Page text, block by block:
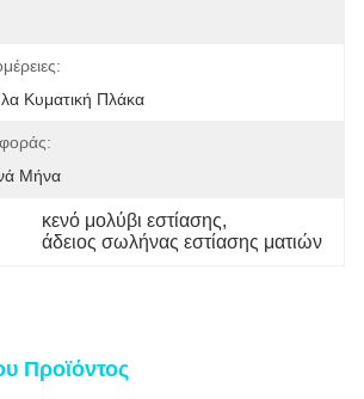
Κυματική Πλάκα
Μήνα
κενό μολύβι εστίασης,
άδειος σωλήνας εστίασης ματιών
Προϊόντος